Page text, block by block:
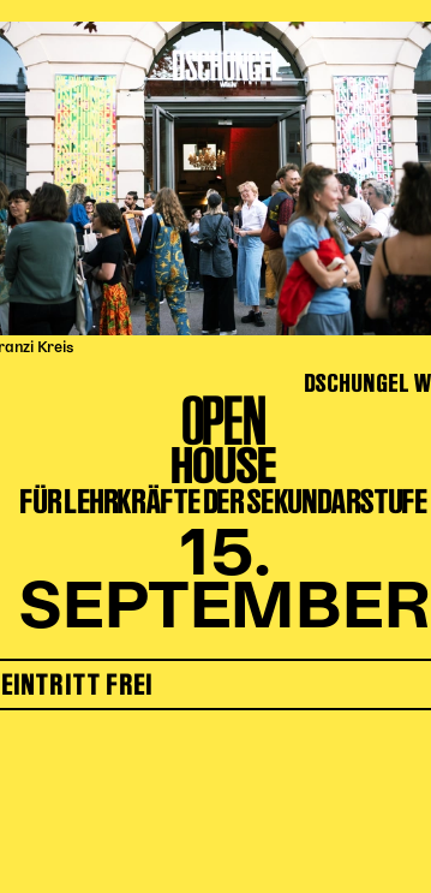
Kreis
DSCHUNGEL
OPEN
HOUSE
FÜR LEHRKRÄFTE DER SEKUNDARSTUFE
15.
SEPTEMBER
EINTRITT FREI